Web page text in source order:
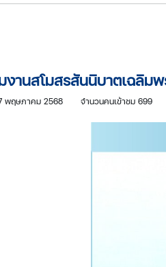
งานสโมสรสันนิบาตเฉลิม
พฤษภาคม 2568 จำนวนคนเข้าชม 699